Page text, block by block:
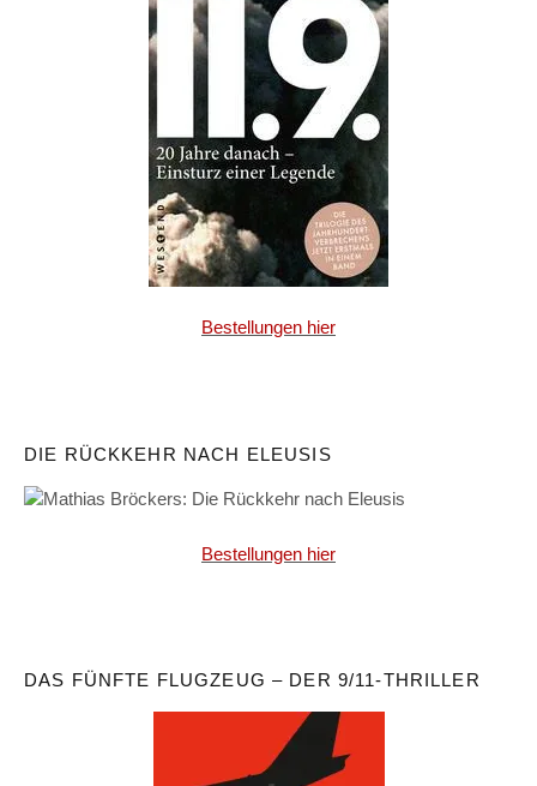
Bestellungen hier
DIE RÜCKKEHR NACH ELEUSIS
Bestellungen hier
DAS FÜNFTE FLUGZEUG – DER 9/11-THRILLER